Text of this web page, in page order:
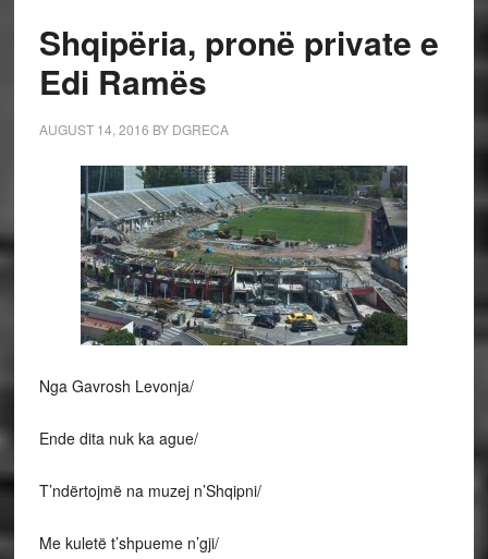
Shqipëria, pronë private e
Edi Ramës
AUGUST 14, 2016 BY DGRECA
Nga Gavrosh Levonja/
Ende dita nuk ka ague/
T’ndërtojmë na muzej n’Shqipni/
Me kuletë t’shpueme n’gji/